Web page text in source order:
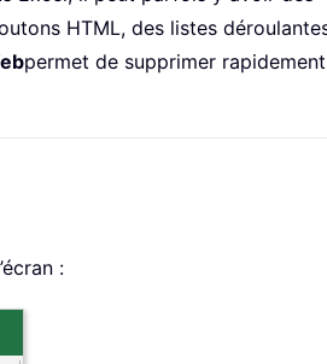
HTML, des listes
permet de supprimer rapidement
: